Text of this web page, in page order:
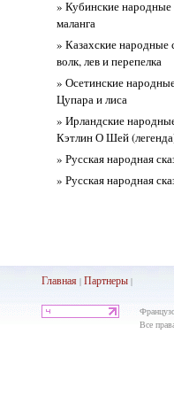
» Кубинские народные
маланга
» Казахские народные
волк, лев и перепелка
» Осетинские
Цупара и лиса
» Ирландские
Кэтлин О Шей
» Русская народная
» Русская народная
Главная| Партнеры|
Все